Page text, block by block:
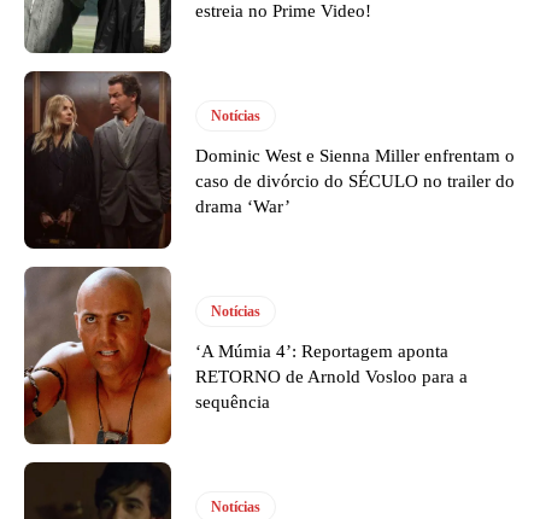
estreia no Prime Video!
Notícias
Dominic West e Sienna Miller enfrentam o
caso de divórcio do SÉCULO no trailer do
drama ‘War’
Notícias
‘A Múmia 4’: Reportagem aponta
RETORNO de Arnold Vosloo para a
sequência
Notícias